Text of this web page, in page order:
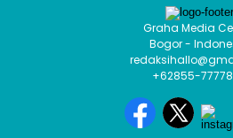
Graha Media
Bogor -
+62855-